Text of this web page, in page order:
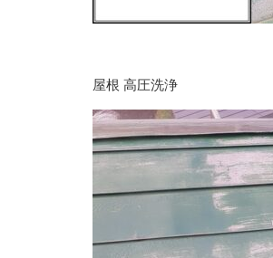
屋根 高圧洗浄